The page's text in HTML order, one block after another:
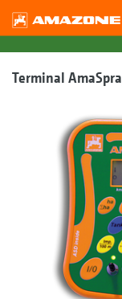
Terminal